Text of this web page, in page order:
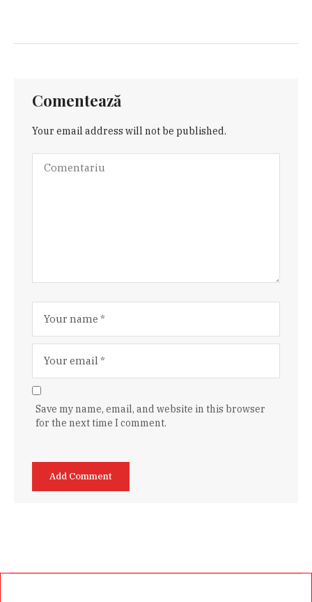
Comentează
Your email address will not be published.
Save my name, email, and website in this browser
for the next time I comment.